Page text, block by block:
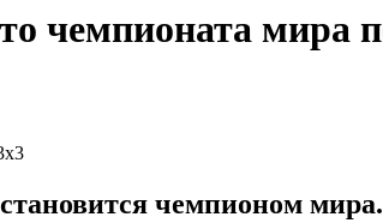
чемпионата мира
чемпионом мира.